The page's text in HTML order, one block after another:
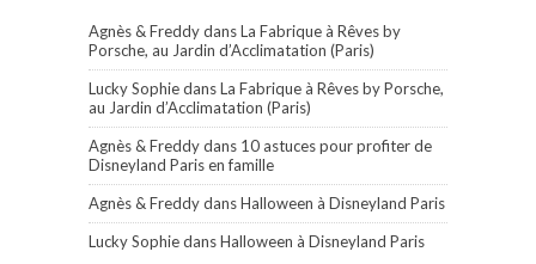
Agnès & FreddydansLa Fabrique à Rêves by
Porsche, au Jardin d’Acclimatation (Paris)
Lucky SophiedansLa Fabrique à Rêves by Porsche,
au Jardin d’Acclimatation (Paris)
Agnès & Freddydans 10 astuces pour profiter de
Disneyland Paris en famille
Agnès & FreddydansHalloween à Disneyland Paris
Lucky SophiedansHalloween à Disneyland Paris